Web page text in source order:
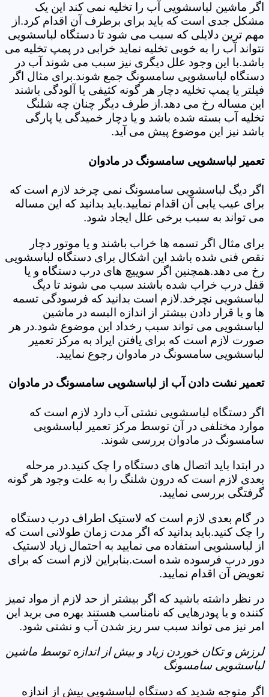
اگر ماشین لباسشویی آب را تخلیه نمی کند این یک
مشکل جدی است که باید برای برطرف آن اقدام کرد.از
مهم ترین دلایلی که سبب می شود تا دستگاه لباسشویی
نتواند آب را به خوبی تخلیه نماید خرابی در پمپ تخلیه می
باشد.با این وجود علل دیگری نیز سبب می شوند آب در
دستگاه لباسشویی سامسونگ جمع شوند.برای مثال اگر
فیلتر یا پمپ تخلیه دچار هر گونه کثیفی یا آلودگی باشند
این مساله رخ می دهد.از طرف دیگر چنان چه شلنگ
تخلیه آب بسته شده باشد و یا دچار خمیدگی یا پارگی
باشد نیز این موضوع پیش می آید.
تعمیر لباسشویی سامسونگ در مادوان
اگر دیگ لباسشویی سامسونگ نمی چرخد لازم است که
برای عیب یابی آن اقدام نمایید.باید بدانید که این مساله
می تواند به سبب برخی علل ایجاد شود.
برای مثال اگر تسمه ها خراب باشند و یا موتور دچار
نقص فنی شده باشد این اشکال برای دستگاه لباسشویی
رخ می دهد.همچنین اگر سوییچ های درب دستگاه و یا
قفل درب خراب شده باشند سبب می شوند تا دیگ
لباسشویی نچرخد.لازم است بدانید که فرسودگی تسمه
ها و یا قرار دادن بیشتر از اندازه البسه در ماشین
لباسشویی می تواند سبب رخداد این موضوع شود.در هر
صورت لازم است که برای یافتن ایراد به مرکز تعمیر
لباسشویی سامسونگ در مادوان رجوع نمایید.
تعمیر نشت دادن آب از لباسشویی سامسونگ در مادوان
اگر دستگاه لباسشویی نشتی آب دارد لازم است که
موارد مختلفی در آن توسط مرکز تعمیر لباسشویی
سامسونگ در مادوان بررسی شوند.
در ابتدا باید اتصال های دستگاه را چک کنید.در مرحله
بعدی لازم است که درون شلنگ را به علت وجود هر گونه
گرفتگی بررسی نمایید.
در گام بعدی لازم است که لاستیک اطراف درب دستگاه
را چک کنید.باید بدانید که اگر مدت زمان طولانی است که
از لباسشویی استفاده می نمایید به احتمال زیاد لاستیک
دور درب فرسوده شده است.بنابراین لازم است که برای
تعویض آن اقدام نمایید.
در نظر داشته باشید که اگر بیشتر از حد لازم از مواد تمیز
کننده و یا پودرهایی که نامناسب هستند بهره می برید این
امر نیز می تواند سبب سر ریز شدن آب و نشتی شود.
لرزش و تکان خوردن زیاد و بیش از اندازه توسط ماشین
لباسشویی سامسونگ
اگر متوجه شدید که دستگاه لباسشویی بیش از اندازه